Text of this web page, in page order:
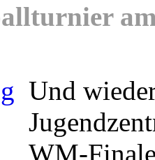
Und
WM-